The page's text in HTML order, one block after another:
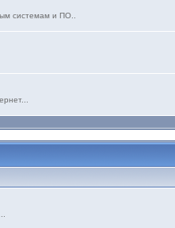
системам и ПО..